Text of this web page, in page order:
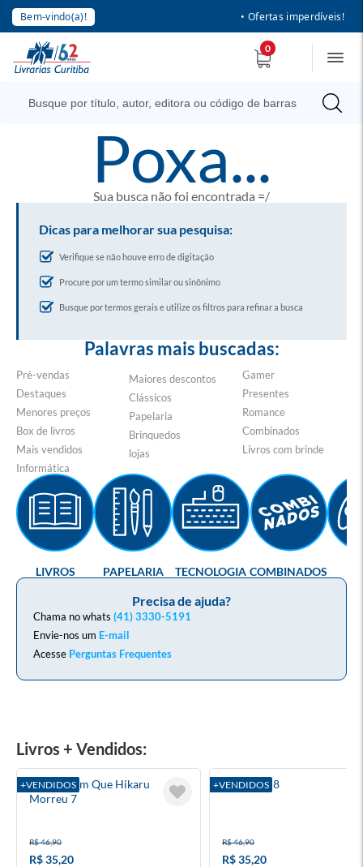
Bem-vindo(a)! • Ofertas imperdíveis!
0
poxa...
Sua busca não foi encontrada =/
Dicas para melhorar sua pesquisa:
Verifique se não houve erro de digitação
Procure por um termo similar ou sinônimo
Busque por termos gerais e utilize os filtros para refinar a busca
Palavras mais buscadas:
Pré-vendas
Destaques
Menores preços
Box de livros
Mais vendidos
Informática
Maiores descontos
Clássicos
Papelaria
Brinquedos
lojas
Gamer
Presentes
Romance
Combinados
Livros com brinde
Precisa de ajuda?
Chama no whats (41) 3330-5191
Envie-nos um E-mail
Acesse Perguntas Frequentes
LIVROS PAPELARIA TECNOLOGIA COMBINADOS
Livros + Vendidos:
+VENDIDOS
O Verão Em Que Hikaru
Morreu 7
R$ 46,90
R$ 35,20
+VENDIDOS
Blue Lock 8
R$ 46,90
R$ 35,20